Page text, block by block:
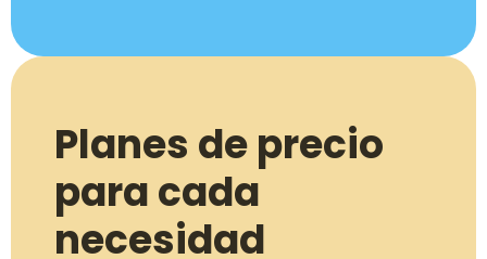
Planes de precio
para cada
necesidad